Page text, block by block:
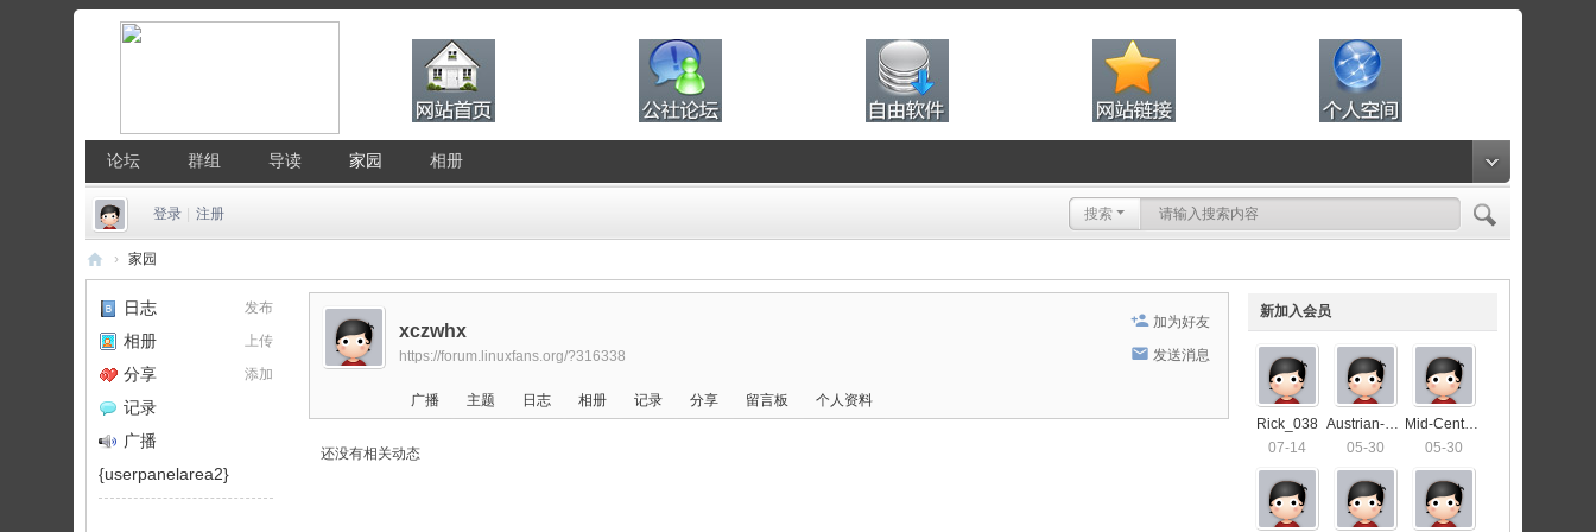
论坛 群组 导读 家园 相册
搜索
登录 注册
公
社
› 家园
发布
日志
上传
相册
添加
分享
记录
广播
{userpanelarea2}
新加入会员
Rick_038
07-14
Austrian-Drivers-License-Validity6492
05-30
Mid-Century-Sofa-Sale7371
05-30
加为好友
发送消息
xczwhx
https://forum.linuxfans.org/?316338
广播 主题 日志 相册 记录 分享 留言板 个人资料
还没有相关动态